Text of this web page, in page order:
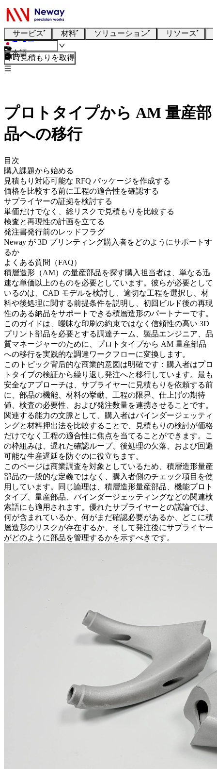
サービス 材料 ソリューション リソース
日本語
即時見積もりを取得
プロトタイプから AM 量産部
品への移行
目次
購入課題から始める
見積もり対応可能な RFQ パッケージを作成する
価格を比較する前に工程の適合性を確認する
サプライヤーの証拠を検討する
単価だけでなく、総リスクで見積もりを比較する
検査と再現性の計画を立てる
発注書発行前のレッドフラグ
Neway が 3D プリンティング購入者をどのようにサポートす
るか
よくある質問（FAQ）
積層造形（AM）の量産部品を探す購入担当者は、単なる迅
速な単価以上のものを必要としています。彼らが必要として
いるのは、CAD モデルを検討し、適切な工程を選択し、材
料や後処理に関する前提条件を説明し、初回ビルド後の再現
性のある納品をサポートできる積層造形のパートナーです。
このガイドは、曖昧な印刷の約束ではなく信頼性の高い 3D
プリント部品を必要とする調達チーム、製品エンジニア、品
質マネージャーのために、プロトタイプから AM 量産部品
への移行を実践的な調達ワークフローに変換します。
このトピック背后的な商業的意図は明確です：購入者はプロ
トタイプの検証から繰り返し発注へと移行しています。最も
安全なアプローチは、サプライヤーに見積もりを依頼する前
に、部品の機能、材料の挙動、工程の限界、仕上げの期待
値、検査の必要性、および発注数量を連携させることです。
関連する能力の文脈として、購入者はバインダージェッティ
ングと材料押出法を比較することで、見積もりの検討が価格
だけでなく工程の適合性に焦点を当てることができます。こ
の枠組みは、遅れた確認ループ、後処理の欠落、および回避
可能な生産遅延を防ぐのに役立ちます。
このページは商業調査を対象としているため、積層造形量産
部品の一般的な定義ではなく、購入者側のチェック項目を使
用しています。同じ論理は、積層造形量産部品、機能プロト
タイプ、量産部品、バインダージェッティングなどの関連検
索語にも適用されます。優れたサプライヤーとの議論では、
何が含まれているか、何がまだ確認必要があるか、どこに積
層造形のリスクが存在するか、そして発注後にサプライヤー
がどのように部品を管理するかを示すべきです。